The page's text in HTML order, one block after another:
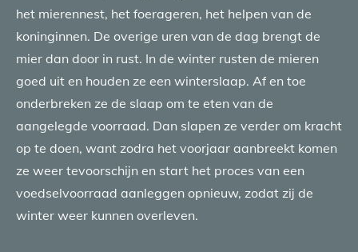
het mierennest, het foerageren, het helpen van de
koninginnen. De overige uren van de dag brengt de
mier dan door in rust. In de winter rusten de mieren
goed uit en houden ze een winterslaap. Af en toe
onderbreken ze de slaap om te eten van de
aangelegde voorraad. Dan slapen ze verder om kracht
op te doen, want zodra het voorjaar aanbreekt komen
ze weer tevoorschijn en start het proces van een
voedselvoorraad aanleggen opnieuw, zodat zij de
winter weer kunnen overleven.